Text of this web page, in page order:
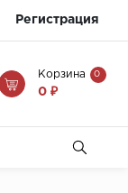
Регистрация
Корзина 0
0 ₽